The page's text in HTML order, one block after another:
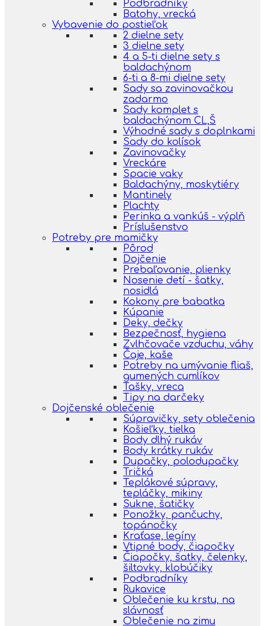
Podbradníky
Batohy, vrecká
Vybavenie do postieľok
2 dielne sety
3 dielne sety
4 a 5-ti dielne sety s
baldachýnom
6-ti a 8-mi dielne sety
Sady sa zavinovačkou
zadarmo
Sady komplet s
baldachýnom CL,Š
Výhodné sady s doplnkami
Sady do kolísok
Zavinovačky
Vreckáre
Spacie vaky
Baldachýny, moskytiéry
Mantinely
Plachty
Perinka a vankúš - výplň
Príslušenstvo
Potreby pre mamičky
Pôrod
Dojčenie
Prebaľovanie, plienky
Nosenie detí - šatky,
nosidlá
Kokony pre babatka
Kúpanie
Deky, dečky
Bezpečnosť, hygiena
Zvlhčovače vzduchu, váhy
Čaje, kaše
Potreby na umývanie fliaš,
gumených cumlíkov
Tašky, vreca
Tipy na darčeky
Dojčenské oblečenie
Súpravičky, sety oblečenia
Košieľky, tielka
Body dlhý rukáv
Body krátky rukáv
Dupačky, polodupačky
Tričká
Teplákové súpravy,
tepláčky, mikiny
Sukne, šatičky
Ponožky, pančuchy,
topánočky
Kraťase, legíny
Vtipné body, čiapočky
Čiapočky, šatky, čelenky,
šiltovky, klobúčiky
Podbradníky
Rukavice
Oblečenie ku krstu, na
slávnosť
Oblečenie na zimu